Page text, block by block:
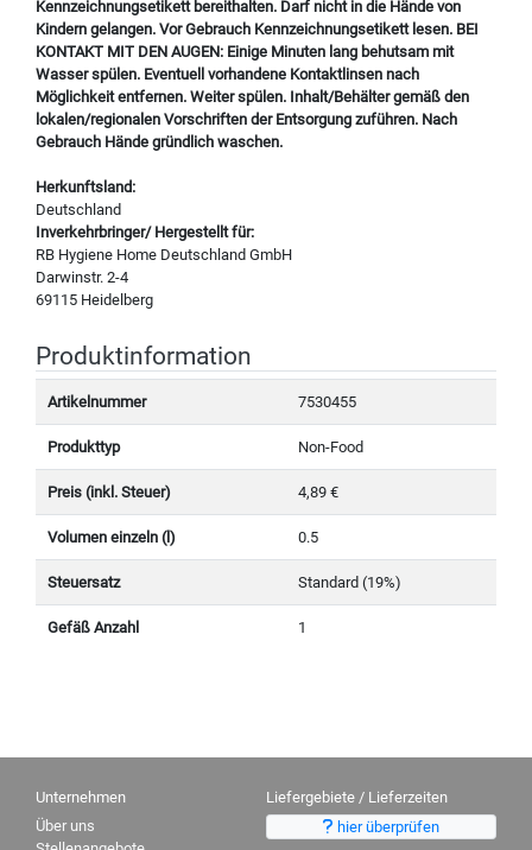
Kennzeichnungsetikett bereithalten. Darf nicht in die Hände von
Kindern gelangen. Vor Gebrauch Kennzeichnungsetikett lesen. BEI
KONTAKT MIT DEN AUGEN: Einige Minuten lang behutsam mit
Wasser spülen. Eventuell vorhandene Kontaktlinsen nach
Möglichkeit entfernen. Weiter spülen. Inhalt/Behälter gemäß den
lokalen/regionalen Vorschriften der Entsorgung zuführen. Nach
Gebrauch Hände gründlich waschen.
Herkunftsland:
Deutschland
Inverkehrbringer/ Hergestellt für:
RB Hygiene Home Deutschland GmbH
Darwinstr. 2-4
69115 Heidelberg
Produktinformation
Artikelnummer 7530455
Produkttyp Non-Food
Preis (inkl. Steuer) 4,89 €
Volumen einzeln (l) 0.5
Steuersatz Standard (19%)
Gefäß Anzahl 1
Unternehmen
Über uns
Liefergebiete / Lieferzeiten
hier überprüfen